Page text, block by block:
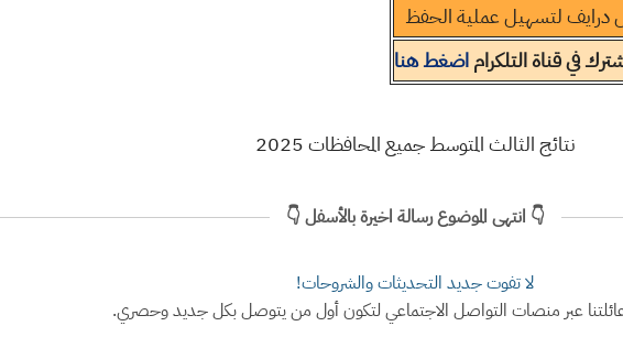
درايف لتسهيل عملية الحفظ
في قناة التلكراماضغط هنا
نتائج الثالث المتوسط جميع المحافظات 2025
👇 انتهى الموضوع رسالة اخيرة بالأسفل 👇
لا تفوت جديد التحديثات والشروحات!
عبر منصات التواصل الاجتماعي لتكون أول من يتوصل بكل جديد وحصري.